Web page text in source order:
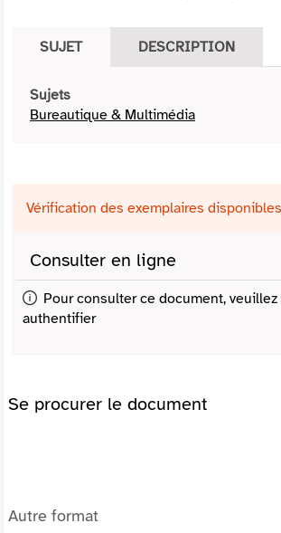
SUJET DESCRIPTION
Sujets
Bureautique & Multimédia
Vérification des exemplaires
Consulter en ligne
Pour consulter ce document, veuillez
authentifier
Se procurer le document
Autre format